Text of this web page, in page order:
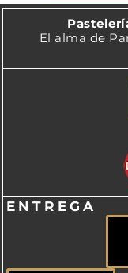
El alma de
ENTREGA